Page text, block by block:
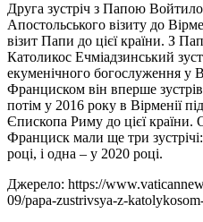
Друга зустріч з Папою
Апостольського візиту до
візит Папи до цієї країни. З
Католикос Ечміадзинський
екуменічного богослуження у
Франциском він вперше
потім у 2016 року в Вірменії
Єпископа Риму до цієї країни.
Франциск мали ще три
році, і одна – у 2020 році.
Джерело: https://
09/papa-zustrivsya-z-